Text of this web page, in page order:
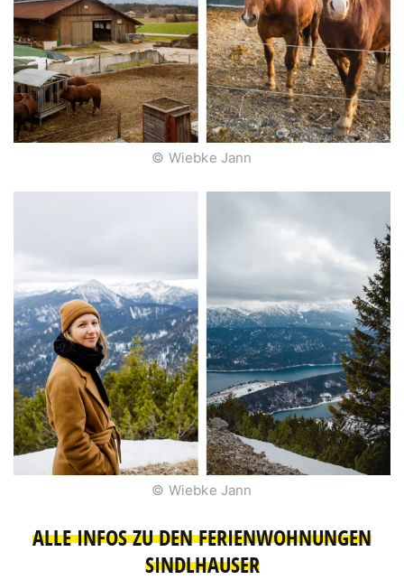
© Wiebke Jann
© Wiebke Jann
ALLE INFOS ZU DEN FERIENWOHNUNGEN
SINDLHAUSER